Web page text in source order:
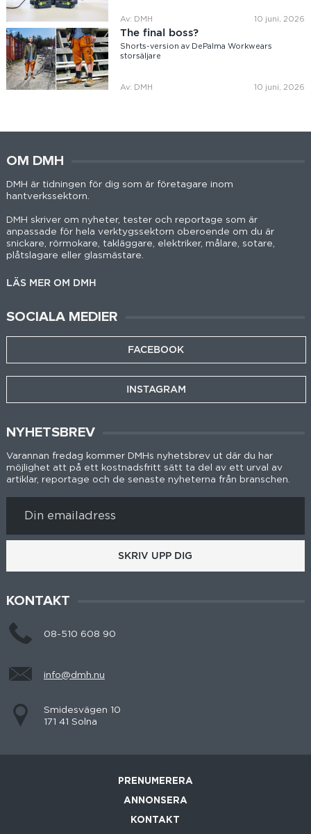
Av: DMH 10 juni, 2026
The final boss?
Shorts-version av DePalma Workwears
storsäljare
Av: DMH 10 juni, 2026
OM DMH
DMH är tidningen för dig som är företagare inom
hantverkssektorn.
DMH skriver om nyheter, tester och reportage som är
anpassade för hela verktygssektorn oberoende om du är
snickare, rörmokare, takläggare, elektriker, målare, sotare,
plåtslagare eller glasmästare.
LÄS MER OM DMH
SOCIALA MEDIER
FACEBOOK
INSTAGRAM
NYHETSBREV
Varannan fredag kommer DMHs nyhetsbrev ut där du har
möjlighet att på ett kostnadsfritt sätt ta del av ett urval av
artiklar, reportage och de senaste nyheterna från branschen.
SKRIV UPP DIG
KONTAKT
08-510 608 90
info@dmh.nu
Smidesvägen 10
171 41 Solna
PRENUMERERA
ANNONSERA
KONTAKT